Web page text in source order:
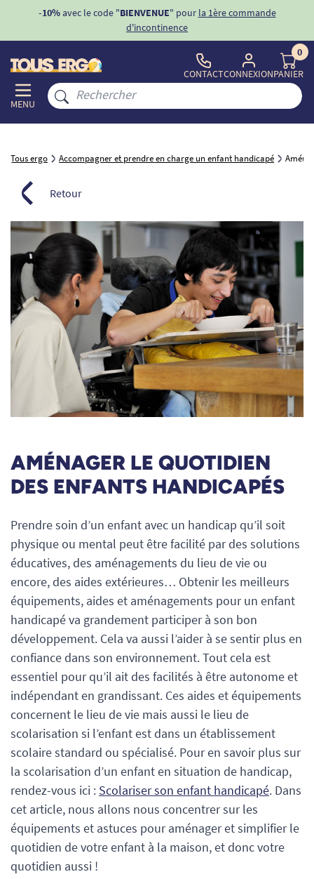
-10%avec le code "BIENVENUE" pour la 1ère commande
d'incontinence
MENU
CONTACTCONNEXION
0
PANIER
Tous ergo Accompagner et prendre en charge un enfant handicapé
Retour
AMÉNAGER LE QUOTIDIEN
DES ENFANTS HANDICAPÉS
Prendre soin d’un enfant avec un handicap qu’il soit
physique ou mental peut être facilité par des solutions
éducatives, des aménagements du lieu de vie ou
encore, des aides extérieures… Obtenir les meilleurs
équipements, aides et aménagements pour un enfant
handicapé va grandement participer à son bon
développement. Cela va aussi l’aider à se sentir plus en
confiance dans son environnement. Tout cela est
essentiel pour qu’il ait des facilités à être autonome et
indépendant en grandissant. Ces aides et équipements
concernent le lieu de vie mais aussi le lieu de
scolarisation si l’enfant est dans un établissement
scolaire standard ou spécialisé. Pour en savoir plus sur
la scolarisation d’un enfant en situation de handicap,
rendez-vous ici : Scolariser son enfant handicapé. Dans
cet article, nous allons nous concentrer sur les
équipements et astuces pour aménager et simplifier le
quotidien de votre enfant à la maison, et donc votre
quotidien aussi !